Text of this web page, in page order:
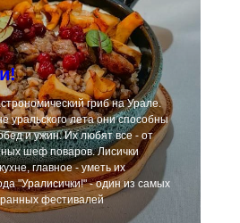
гриб на Урале.
уральского лета они способны
и ужин. Их любят все - от
шеф поваров. Лисички
главное - уметь их
"Уралисички!" - один из самых
фестивалей